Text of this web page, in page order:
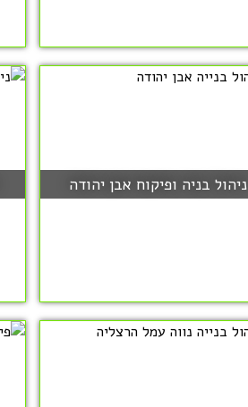
ניהול בניה ופיקוח אבן יהודה